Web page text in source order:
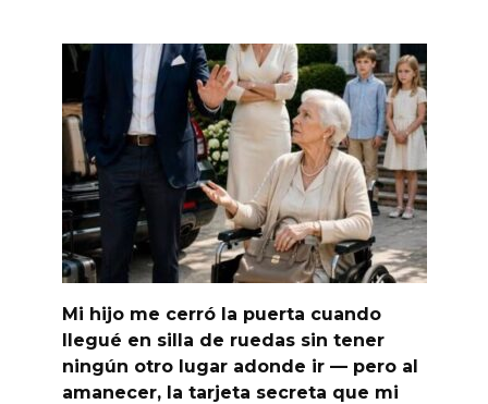
Mi hijo me cerró la puerta cuando
llegué en silla de ruedas sin tener
ningún otro lugar adonde ir — pero al
amanecer, la tarjeta secreta que mi